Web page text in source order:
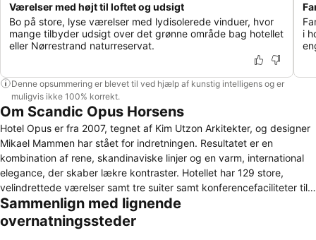
Værelser med højt til loftet og udsigt
Bo på store, lyse værelser med lydisolerede vinduer, hvor
mange tilbyder udsigt over det grønne område bag hotellet
eller Nørrestrand naturreservat.
i
Denne opsummering er blevet til ved hjælp af kunstig intelligens og er
muligvis ikke 100% korrekt.
Om Scandic Opus Horsens
Hotel Opus er fra 2007, tegnet af Kim Utzon Arkitekter, og designer
Mikael Mammen har stået for indretningen. Resultatet er en
kombination af rene, skandinaviske linjer og en varm, international
elegance, der skaber lækre kontraster. Hotellet har 129 store,
velindrettede værelser samt tre suiter samt konferencefaciliteter til
fem stjerner. Med sin placering tæt på Horsens bymidte, Fængslet,
Forum Horsens og samtidig med let adgang til motorvejen ligger
Hotel Opus optimalt. En stor parkeringsplads og hertil en p-kælder
Sammenlign med lignende
overnatningssteder